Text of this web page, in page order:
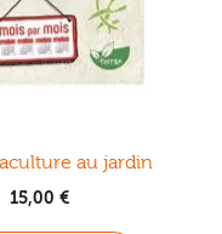
au jardin
15,00€